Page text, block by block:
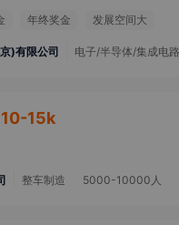
年终奖金 发展空间大
)有限公司 电子/半导体/集成电路
10-15k
整车制造 5000-10000人